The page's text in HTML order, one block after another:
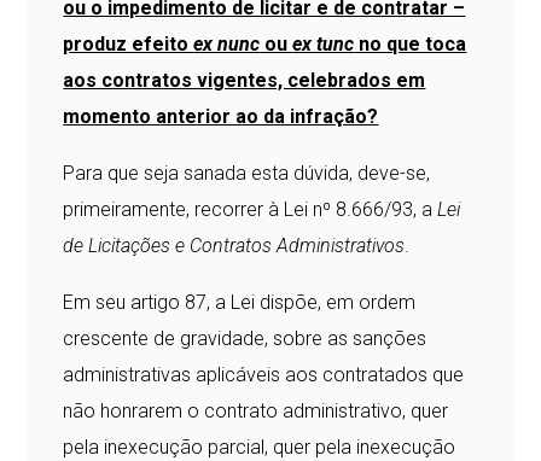
ou o impedimento de licitar e de contratar –
produz efeitoex nunc ouex tunc no que toca
aos contratos vigentes, celebrados em
momento anterior ao da infração?
Para que seja sanada esta dúvida, deve-se,
primeiramente, recorrer à Lei nº 8.666/93, aLei
de Licitações e Contratos Administrativos.
Em seu artigo 87, a Lei dispõe, em ordem
crescente de gravidade, sobre as sanções
administrativas aplicáveis aos contratados que
não honrarem o contrato administrativo, quer
pela inexecução parcial, quer pela inexecução